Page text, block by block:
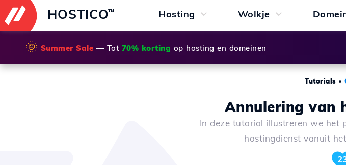
HOSTICO™ Hosting Wolkje
🌞 Summer Sale — Tot 70% korting op hosting en domeinen
Tutorials •
Annulering van
In deze tutorial illustreren we het
hostingdienst vanuit